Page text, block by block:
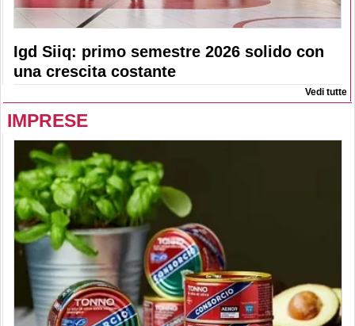
Igd Siiq: primo semestre 2026 solido con
una crescita costante
Vedi tutte
IMPRESE